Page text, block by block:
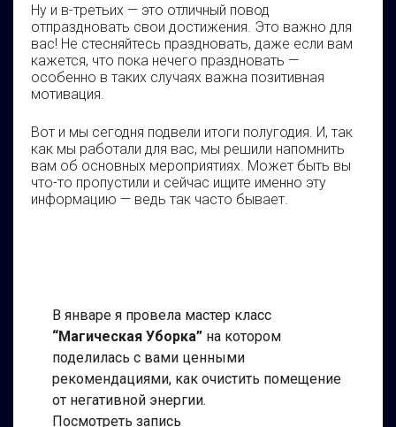
Ну и в-третьих — это отличный повод
отпраздновать свои достижения. Это важно для
вас! Не стесняйтесь праздновать, даже если вам
кажется, что пока нечего праздновать —
особенно в таких случаях важна позитивная
мотивация.
Вот и мы сегодня подвели итоги полугодия. И, так
как мы работали для вас, мы решили напомнить
вам об основных мероприятиях. Может быть вы
что-то пропустили и сейчас ищите именно эту
информацию — ведь так часто бывает.
В январе я провела мастер класс
“Магическая Уборка” на котором
поделилась с вами ценными
рекомендациями, как очистить помещение
от негативной энергии.
Посмотреть запись